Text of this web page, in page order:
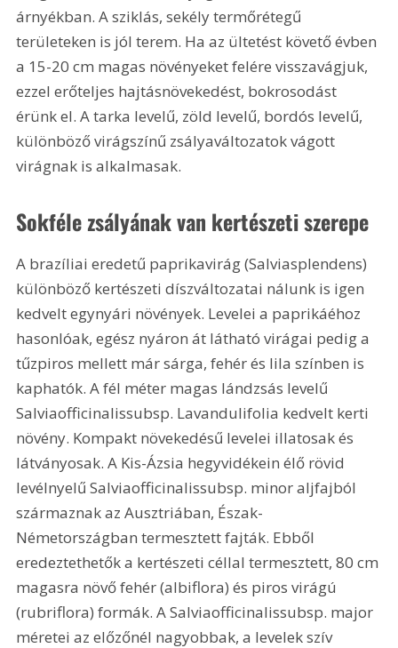
árnyékban. A sziklás, sekély termőrétegű
területeken is jól terem. Ha az ültetést követő évben
a 15-20 cm magas növényeket felére visszavágjuk,
ezzel erőteljes hajtásnövekedést, bokrosodást
érünk el. A tarka levelű, zöld levelű, bordós levelű,
különböző virágszínű zsályaváltozatok vágott
virágnak is alkalmasak.
Sokféle zsályának van kertészeti szerepe
A brazíliai eredetű paprikavirág (Salviasplendens)
különböző kertészeti díszváltozatai nálunk is igen
kedvelt egynyári növények. Levelei a paprikáéhoz
hasonlóak, egész nyáron át látható virágai pedig a
tűzpiros mellett már sárga, fehér és lila színben is
kaphatók. A fél méter magas lándzsás levelű
Salviaofficinalissubsp. Lavandulifolia kedvelt kerti
növény. Kompakt növekedésű levelei illatosak és
látványosak. A Kis-Ázsia hegyvidékein élő rövid
levélnyelű Salviaofficinalissubsp. minor aljfajból
származnak az Ausztriában, Észak-
Németországban termesztett fajták. Ebből
eredeztethetők a kertészeti céllal termesztett, 80 cm
magasra növő fehér (albiflora) és piros virágú
(rubriflora) formák. A Salviaofficinalissubsp. major
méretei az előzőnél nagyobbak, a levelek szív